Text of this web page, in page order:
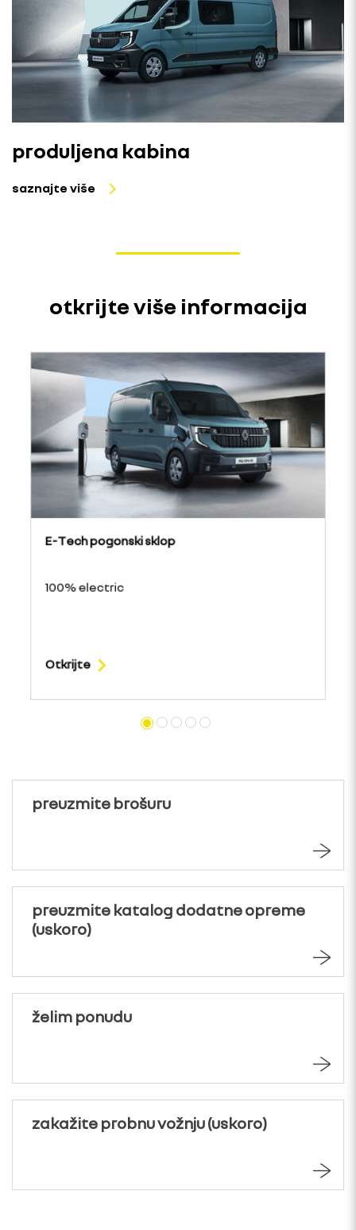
produljena kabina
saznajte više
otkrijte više informacija
E-Tech pogonski sklop
100% electric
Otkrijte
preuzmite brošuru
preuzmite katalog dodatne opreme
(uskoro)
želim ponudu
zakažite probnu vožnju (uskoro)